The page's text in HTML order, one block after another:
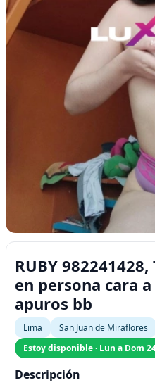
RUBY
en persona cara
apuros bb
Lima San Juan de Miraflores
Estoy disponible · Lun a Dom
Descripción